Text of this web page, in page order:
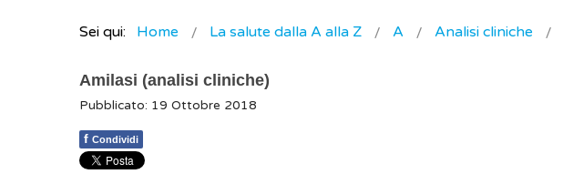
Sei qui: Home La salute dalla A alla Z A Analisi cliniche
Amilasi (analisi cliniche)
Pubblicato: 19 Ottobre 2018
f Condividi